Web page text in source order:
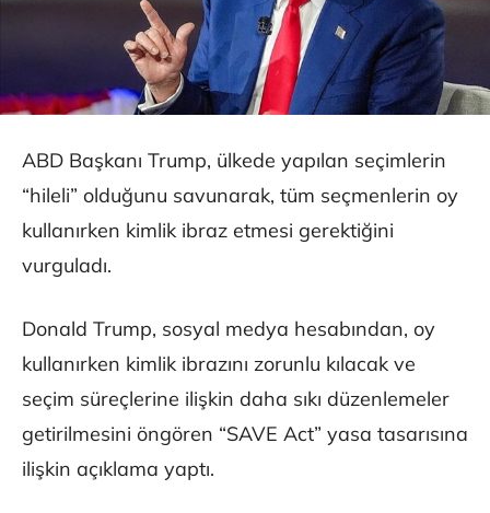
ABD Başkanı Trump, ülkede yapılan seçimlerin
“hileli” olduğunu savunarak, tüm seçmenlerin oy
kullanırken kimlik ibraz etmesi gerektiğini
vurguladı.
Donald Trump, sosyal medya hesabından, oy
kullanırken kimlik ibrazını zorunlu kılacak ve
seçim süreçlerine ilişkin daha sıkı düzenlemeler
getirilmesini öngören “SAVE Act” yasa tasarısına
ilişkin açıklama yaptı.